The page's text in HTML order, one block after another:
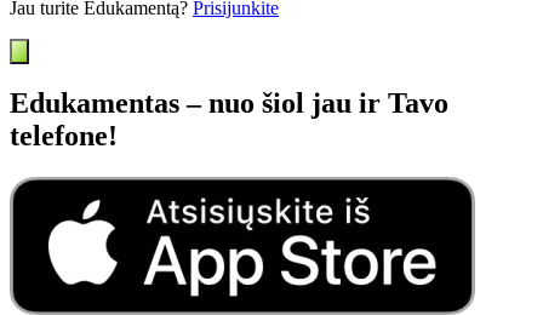
Jau turite Edukamentą? Prisijunkite
Edukamentas – nuo šiol jau ir Tavo
telefone!